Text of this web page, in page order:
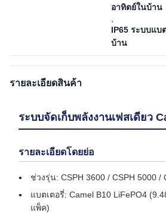
อาทิตย์ในบ้าน
IP65 ระบบแบ
บ้าน
รายละเอียดสินค้า
ระบบจัดเก็บพลังงานเฟสเดียว
รายละเอียดโดยย่อ
ช่วงรุ่น: CSPH 3600 / CSPH 5000 /
แบตเตอรี่: Camel B10 LiFePO4
แพ็ค)